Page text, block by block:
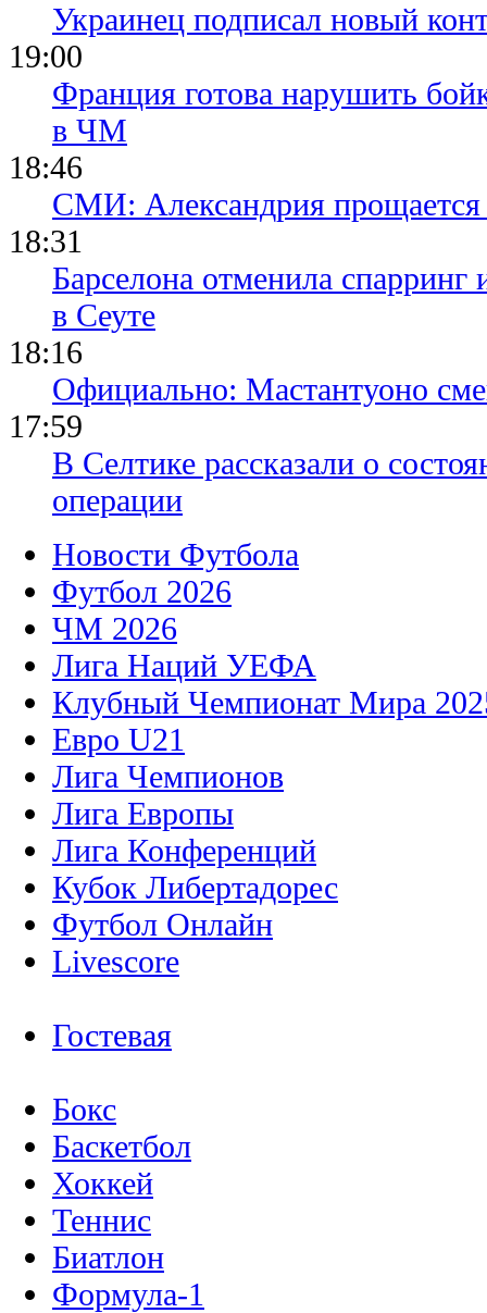
Украинец подписал новый
19:00
Франция готова нарушить
в ЧМ
18:46
СМИ: Александрия
18:31
Барселона отменила спарринг
в Сеуте
18:16
Официально: Мастантуоно
17:59
В Селтике рассказали о
операции
Новости Футбола
Футбол 2026
ЧМ 2026
Лига Наций УЕФА
Клубный Чемпионат Мира
Евро U21
Лига Чемпионов
Лига Европы
Лига Конференций
Кубок Либертадорес
Футбол Онлайн
Livescore
Гостевая
Бокс
Баскетбол
Хоккей
Теннис
Биатлон
Формула-1